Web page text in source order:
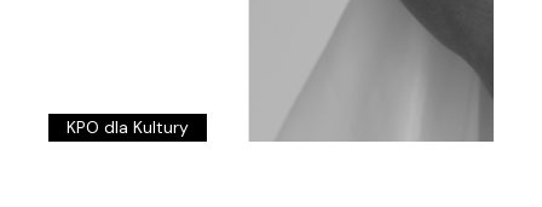
KPO dla Kultury